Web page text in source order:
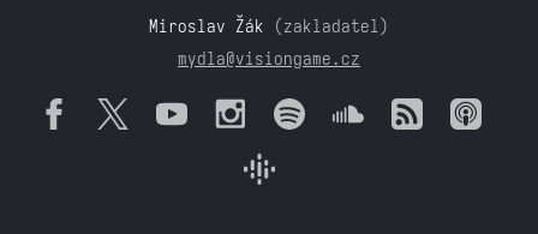
Miroslav Žák (zakladatel)
mydla@visiongame.cz